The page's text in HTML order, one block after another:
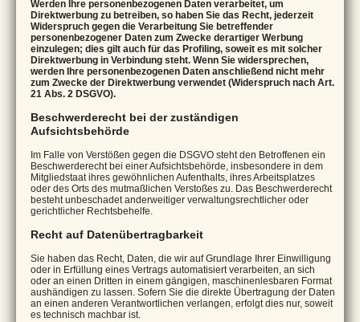
Werden Ihre personenbezogenen Daten verarbeitet, um
Direktwerbung zu betreiben, so haben Sie das Recht, jederzeit
Widerspruch gegen die Verarbeitung Sie betreffender
personenbezogener Daten zum Zwecke derartiger Werbung
einzulegen; dies gilt auch für das Profiling, soweit es mit solcher
Direktwerbung in Verbindung steht. Wenn Sie widersprechen,
werden Ihre personenbezogenen Daten anschließend nicht mehr
zum Zwecke der Direktwerbung verwendet (Widerspruch nach Art.
21 Abs. 2 DSGVO).
Beschwerderecht bei der zuständigen
Aufsichtsbehörde
Im Falle von Verstößen gegen die DSGVO steht den Betroffenen ein
Beschwerderecht bei einer Aufsichtsbehörde, insbesondere in dem
Mitgliedstaat ihres gewöhnlichen Aufenthalts, ihres Arbeitsplatzes
oder des Orts des mutmaßlichen Verstoßes zu. Das Beschwerderecht
besteht unbeschadet anderweitiger verwaltungsrechtlicher oder
gerichtlicher Rechtsbehelfe.
Recht auf Datenübertragbarkeit
Sie haben das Recht, Daten, die wir auf Grundlage Ihrer Einwilligung
oder in Erfüllung eines Vertrags automatisiert verarbeiten, an sich
oder an einen Dritten in einem gängigen, maschinenlesbaren Format
aushändigen zu lassen. Sofern Sie die direkte Übertragung der Daten
an einen anderen Verantwortlichen verlangen, erfolgt dies nur, soweit
es technisch machbar ist.